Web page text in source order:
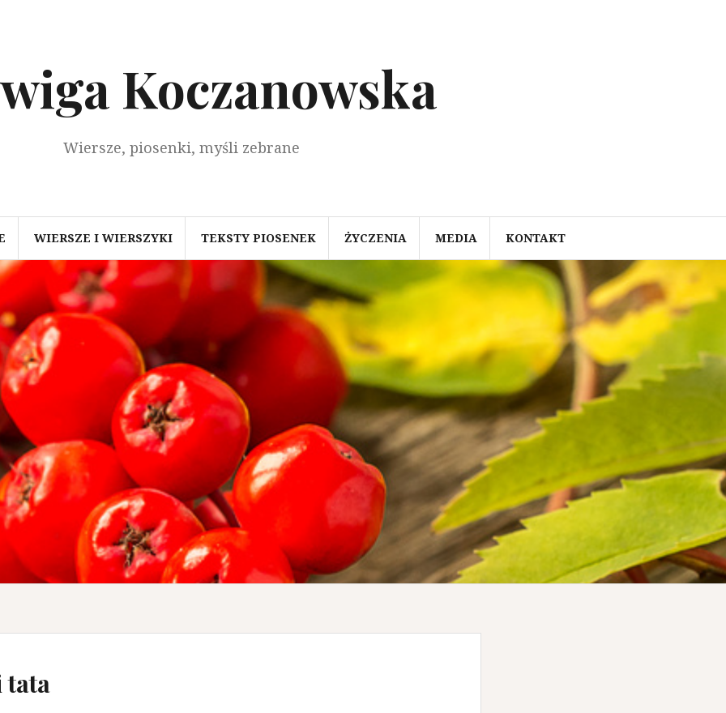
Koczanowska
Wiersze, piosenki, myśli zebrane
WIERSZE I WIERSZYKI TEKSTY PIOSENEK ŻYCZENIA MEDIA KONTAKT
tata